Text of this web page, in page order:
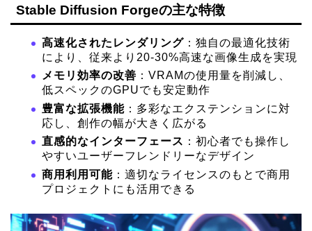
Stable Diffusion Forgeの主な特徴
高速化されたレンダリング ：独自の最適化技術
により、従来より20-30%高速な画像生成を実現
メモリ効率の改善 ：VRAMの使用量を削減し、
低スペックのGPUでも安定動作
豊富な拡張機能 ：多彩なエクステンションに対
応し、創作の幅が大きく広がる
直感的なインターフェース ：初心者でも操作し
やすいユーザーフレンドリーなデザイン
商用利用可能 ：適切なライセンスのもとで商用
プロジェクトにも活用できる